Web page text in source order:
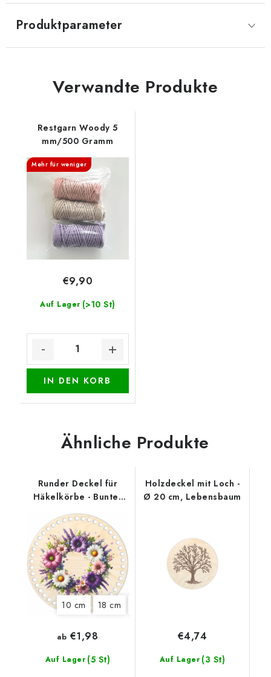
Produktparameter
Verwandte Produkte
Restgarn Woody 5
mm/500 Gramm
Mehr für weniger
Auf Lager (>10 St)
€9,90
IN DEN KORB
Ähnliche Produkte
Runder Deckel für
Häkelkörbe - Bunter
10 cm 18 cm
Auf Lager (5 St)
ab €1,98
Holzdeckel mit Loch -
Ø 20 cm, Lebensbaum
Auf Lager (3 St)
€4,74